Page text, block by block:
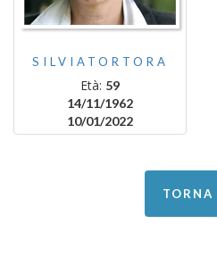
SILVIATORTORA
Età: 59
14/11/1962
10/01/2022
TORNA